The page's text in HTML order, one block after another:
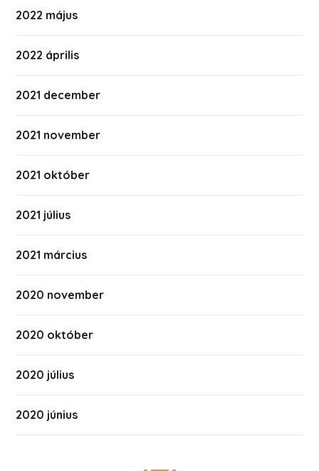
2022 május
2022 április
2021 december
2021 november
2021 október
2021 július
2021 március
2020 november
2020 október
2020 július
2020 június